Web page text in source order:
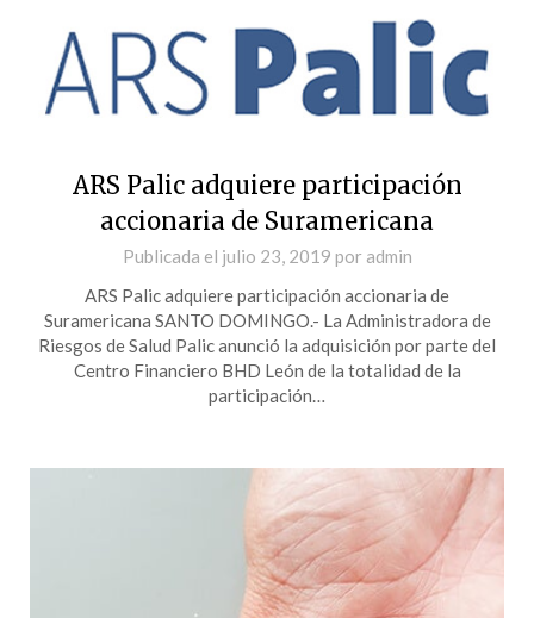
ARS Palic adquiere participación
accionaria de Suramericana
Publicada el julio 23, 2019 por admin
ARS Palic adquiere participación accionaria de
Suramericana SANTO DOMINGO.- La Administradora de
Riesgos de Salud Palic anunció la adquisición por parte del
Centro Financiero BHD León de la totalidad de la
participación…